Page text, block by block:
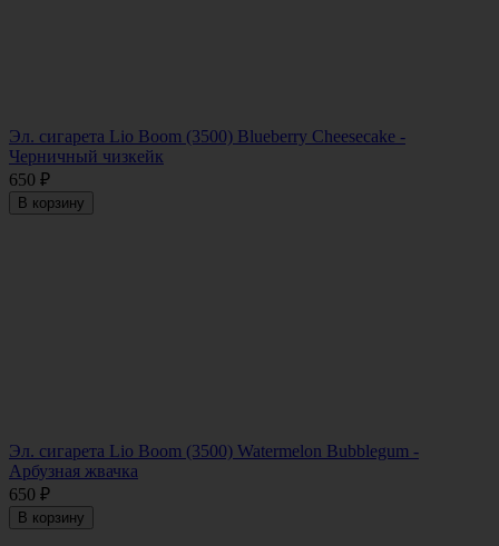
Эл. сигарета Lio Boom (3500) Blueberry Cheesecake -
Черничный чизкейк
650 ₽
В корзину
Эл. сигарета Lio Boom (3500) Watermelon Bubblegum -
Арбузная жвачка
650 ₽
В корзину